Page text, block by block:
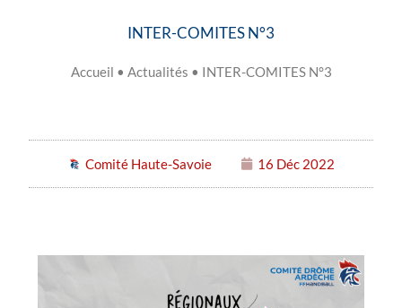
INTER-COMITES N°3
Accueil • Actualités • INTER-COMITES N°3
Comité Haute-Savoie 16 Déc 2022